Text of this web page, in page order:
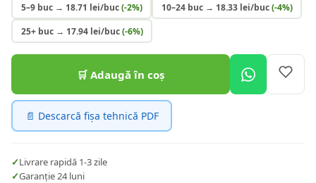
5–9 buc→ 18.71 lei/buc(-2%) 10–24 buc→ 18.33lei/buc(-4%)
25+ buc→ 17.94lei/buc(-6%)
🛒 Adaugă în coș
📄 Descarcă fișa tehnică PDF
✓Livrare rapidă 1-3 zile
✓Garanție 24 luni